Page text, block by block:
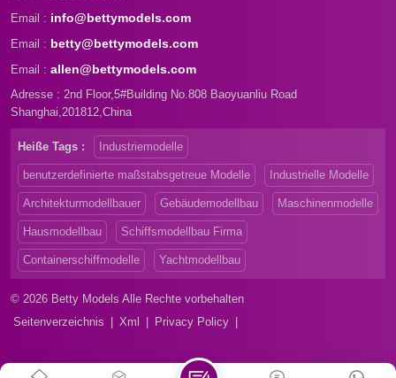
Email : info@bettymodels.com
Email : betty@bettymodels.com
Email : allen@bettymodels.com
Adresse : 2nd Floor,5#Building No.808 Baoyuanliu Road
Shanghai,201812,China
Heiße Tags : Industriemodelle
benutzerdefinierte maßstabsgetreue Modelle Industrielle Modelle
Architekturmodellbauer Gebäudemodellbau Maschinenmodelle
Hausmodellbau Schiffsmodellbau Firma
Containerschiffmodelle Yachtmodellbau
© 2026 Betty Models Alle Rechte vorbehalten
Seitenverzeichnis | Xml | Privacy Policy |